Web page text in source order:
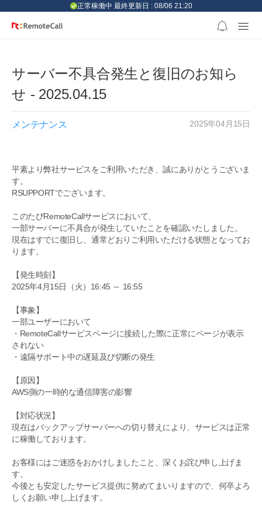
正常稼働中 最終更新日 : 08/06 21:20
サーバー不具合発生と復旧のお知ら
せ - 2025.04.15
メンテナンス 2025年04月15日
平素より弊社サービスをご利用いただき、誠にありがとうございま
す。
RSUPPORTでございます。
このたびRemoteCallサービスにおいて、
一部サーバーに不具合が発生していたことを確認いたしました。
現在はすでに復旧し、通常どおりご利用いただける状態となってお
ります。
【発生時刻】
2025年4月15日（火）16:45 ～ 16:55
【事象】
一部ユーザーにおいて
・RemoteCallサービスページに接続した際に正常にページが表示
されない
・遠隔サポート中の遅延及び切断の発生
【原因】
AWS側の一時的な通信障害の影響
【対応状況】
現在はバックアップサーバーへの切り替えにより、サービスは正常
に稼働しております。
お客様にはご迷惑をおかけしましたこと、深くお詫び申し上げま
す。
今後とも安定したサービス提供に努めてまいりますので、何卒よろ
しくお願い申し上げます。